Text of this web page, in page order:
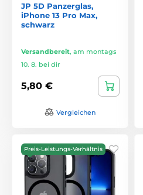
JP 5D Panzerglas,
iPhone 13 Pro Max,
schwarz
Versandbereit, am montags
10. 8. bei dir
5,80 €
Vergleichen
Preis-Leistungs-Verhältnis